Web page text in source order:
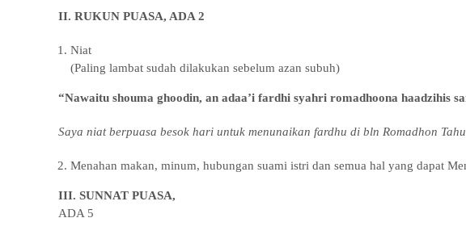
II. RUKUN PUASA, ADA 2
Niat
(Paling lambat sudah dilakukan sebelum azan subuh)
“Nawaitu shouma ghoodin, an adaa’i fardhi syahri romadhoona haadzihis
Saya niat berpuasa besok hari untuk menunaikan fardhu di bln Romadhon
Menahan makan, minum, hubungan suami istri dan semua hal yang dapat
III. SUNNAT PUASA,
ADA 5